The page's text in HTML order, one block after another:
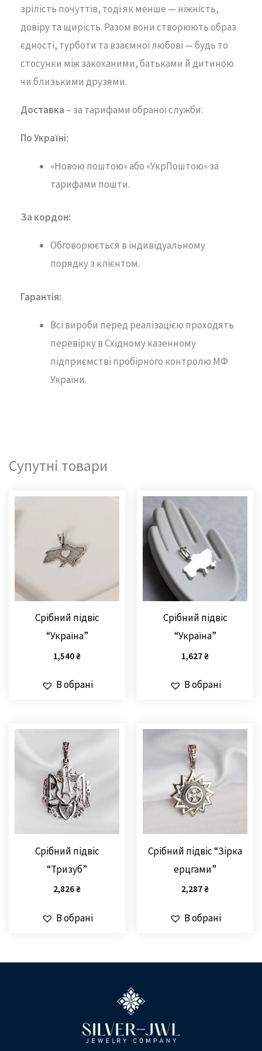
зрілість почуттів, тоді як менше — ніжність,
довіру та щирість. Разом вони створюють образ
єдності, турботи та взаємної любові — будь то
стосунки між закоханими, батьками й дитиною
чи близькими друзями.
Доставка – за тарифами обраної служби:
По Україні:
«Новою поштою» або «УкрПоштою» за
тарифами пошти.
За кордон:
Обговорюється в індивідуальному
порядку з клієнтом.
Гарантія:
Всі вироби перед реалізацією проходять
перевірку в Східному казенному
підприємстві пробірного контролю МФ
України.
Супутні товари
Срібний підвіс
“Україна”
1,540₴
В обрані
Срібний підвіс
“Україна”
1,627₴
В обрані
Срібний підвіс
“Тризуб”
2,826₴
В обрані
Срібний підвіс “Зірка
ерцгами”
2,287₴
В обрані